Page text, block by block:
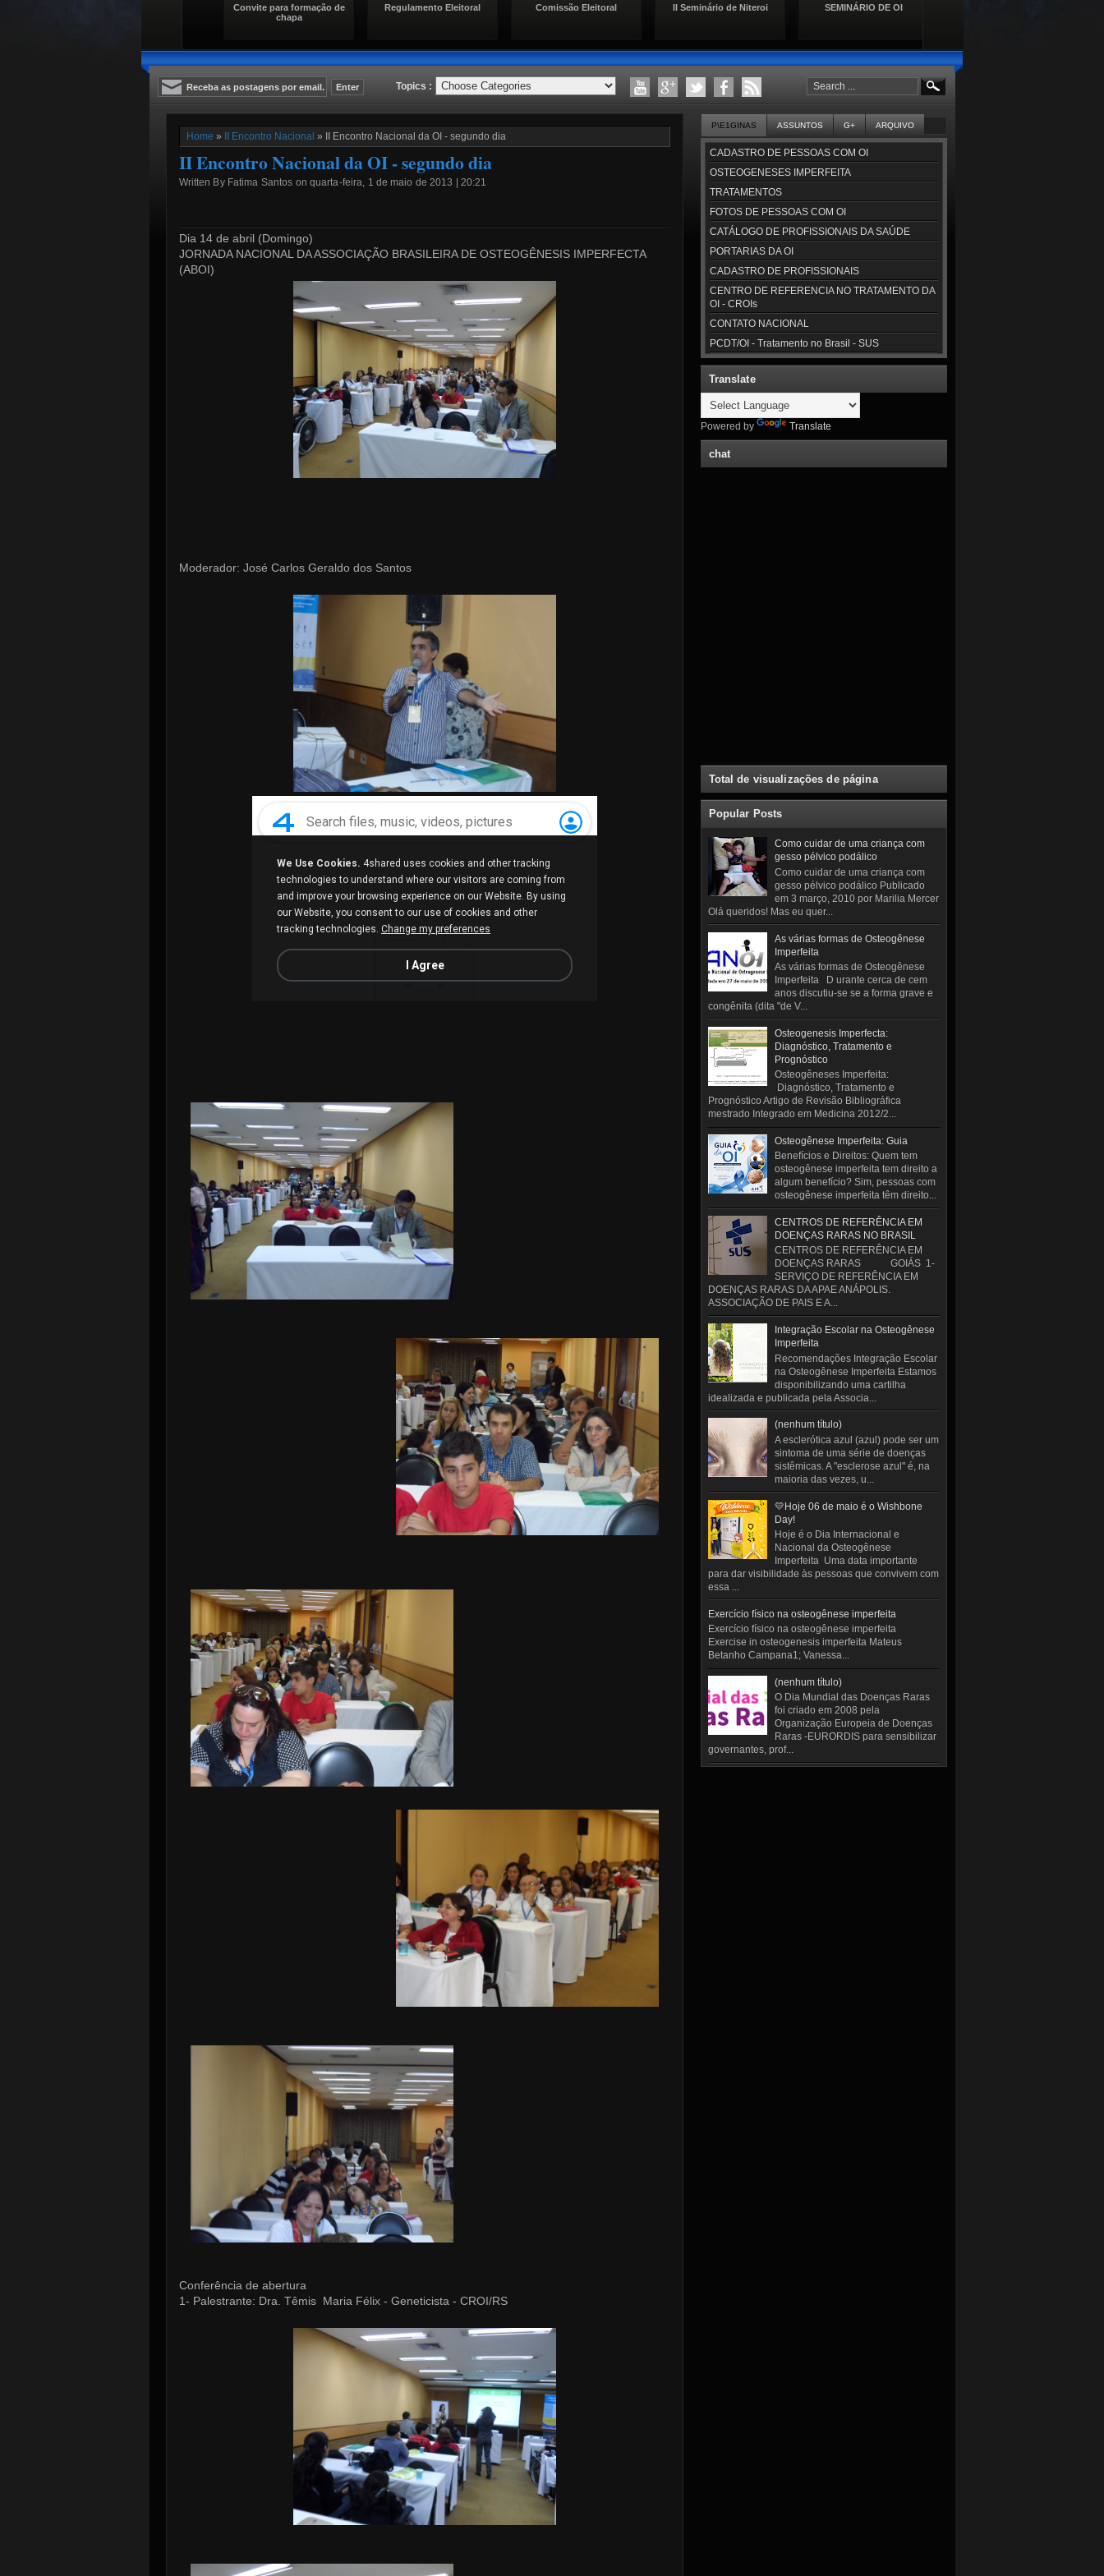
Convite para formação de
chapa
Regulamento Eleitoral Comissão Eleitoral II Seminário de Niteroi SEMINÁRIO DE OI
Topics :
Home » II Encontro Nacional » II Encontro Nacional da OI - segundo dia
II Encontro Nacional da OI - segundo dia
Written By Fatima Santos on quarta-feira, 1 de maio de 2013 | 20:21
Dia 14 de abril (Domingo)
JORNADA NACIONAL DA ASSOCIAÇÃO BRASILEIRA DE OSTEOGÊNESIS IMPERFECTA
(ABOI)
Moderador: José Carlos Geraldo dos Santos
Conferência de abertura
1- Palestrante: Dra. Têmis Maria Félix - Geneticista - CROI/RS
P\E1GINAS ASSUNTOS G+ ARQUIVO
CADASTRO DE PESSOAS COM OI
OSTEOGENESES IMPERFEITA
TRATAMENTOS
FOTOS DE PESSOAS COM OI
CATÁLOGO DE PROFISSIONAIS DA SAÚDE
PORTARIAS DA OI
CADASTRO DE PROFISSIONAIS
CENTRO DE REFERENCIA NO TRATAMENTO DA
OI - CROIs
CONTATO NACIONAL
PCDT/OI - Tratamento no Brasil - SUS
Translate
Powered by Translate
chat
Total de visualizações de página
Popular Posts
Como cuidar de uma criança com
gesso pélvico podálico
Como cuidar de uma criança com
gesso pélvico podálico Publicado
em 3 março, 2010 por Marilia Mercer
Olá queridos! Mas eu quer...
As várias formas de Osteogênese
Imperfeita
As várias formas de Osteogênese
Imperfeita D urante cerca de cem
anos discutiu-se se a forma grave e
congênita (dita "de V...
Osteogenesis Imperfecta:
Diagnóstico, Tratamento e
Prognóstico
Osteogêneses Imperfeita:
Diagnóstico, Tratamento e
Prognóstico Artigo de Revisão Bibliográfica
mestrado Integrado em Medicina 2012/2...
Osteogênese Imperfeita: Guia
Benefícios e Direitos: Quem tem
osteogênese imperfeita tem direito a
algum benefício? Sim, pessoas com
osteogênese imperfeita têm direito...
CENTROS DE REFERÊNCIA EM
DOENÇAS RARAS NO BRASIL
CENTROS DE REFERÊNCIA EM
DOENÇAS RARAS GOIÁS 1-
SERVIÇO DE REFERÊNCIA EM
DOENÇAS RARAS DA APAE ANÁPOLIS.
ASSOCIAÇÃO DE PAIS E A...
Integração Escolar na Osteogênese
Imperfeita
Recomendações Integração Escolar
na Osteogênese Imperfeita Estamos
disponibilizando uma cartilha
idealizada e publicada pela Associa...
(nenhum título)
A esclerótica azul (azul) pode ser um
sintoma de uma série de doenças
sistêmicas. A "esclerose azul" é, na
maioria das vezes, u...
💛Hoje 06 de maio é o Wishbone
Day!
Hoje é o Dia Internacional e
Nacional da Osteogênese
Imperfeita Uma data importante
para dar visibilidade às pessoas que convivem com
essa ...
Exercício físico na osteogênese imperfeita
Exercício físico na osteogênese imperfeita
Exercise in osteogenesis imperfeita Mateus
Betanho Campana1; Vanessa...
(nenhum título)
O Dia Mundial das Doenças Raras
foi criado em 2008 pela
Organização Europeia de Doenças
Raras -EURORDIS para sensibilizar
governantes, prof...